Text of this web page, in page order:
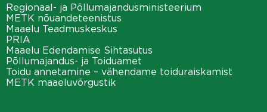
Regionaal- ja Põllumajandusministeerium
METK nõuandeteenistus
Maaelu Teadmuskeskus
PRIA
Maaelu Edendamise Sihtasutus
Põllumajandus- ja Toiduamet
Toidu annetamine – vähendame toiduraiskamist
METK maaeluvõrgustik